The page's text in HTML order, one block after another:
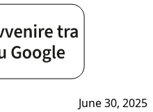
June 30, 2025